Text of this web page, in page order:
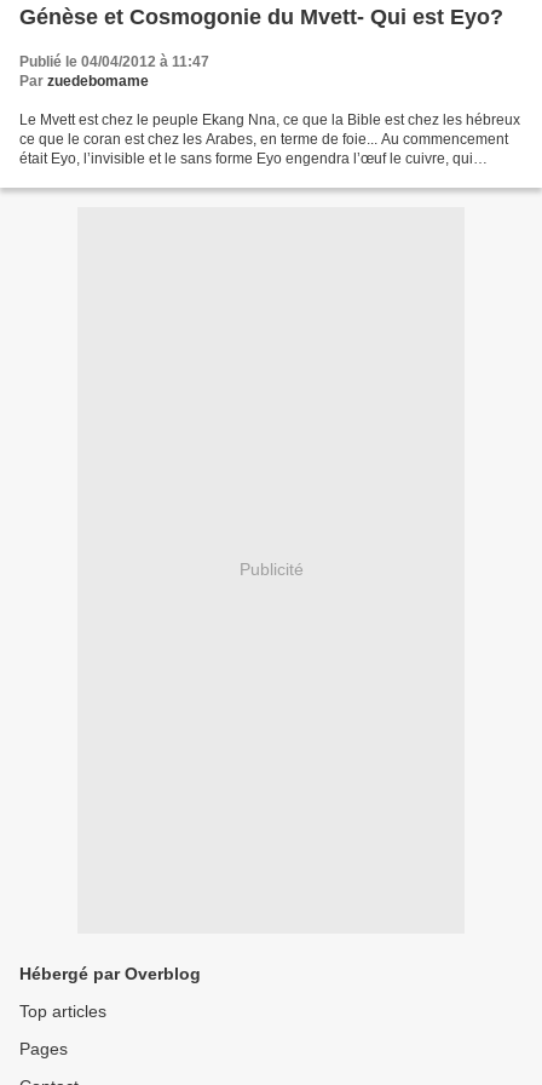
Génèse et Cosmogonie du Mvett- Qui est Eyo?
Publié le 04/04/2012 à 11:47
Par zuedebomame
Le Mvett est chez le peuple Ekang Nna, ce que la Bible est chez les hébreux
ce que le coran est chez les Arabes, en terme de foie... Au commencement
était Eyo, l’invisible et le sans forme Eyo engendra l’œuf le cuivre, qui
Publicité
Hébergé par Overblog
Top articles
Pages